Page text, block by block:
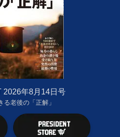
2026年8月14日号
る老後の「正解」